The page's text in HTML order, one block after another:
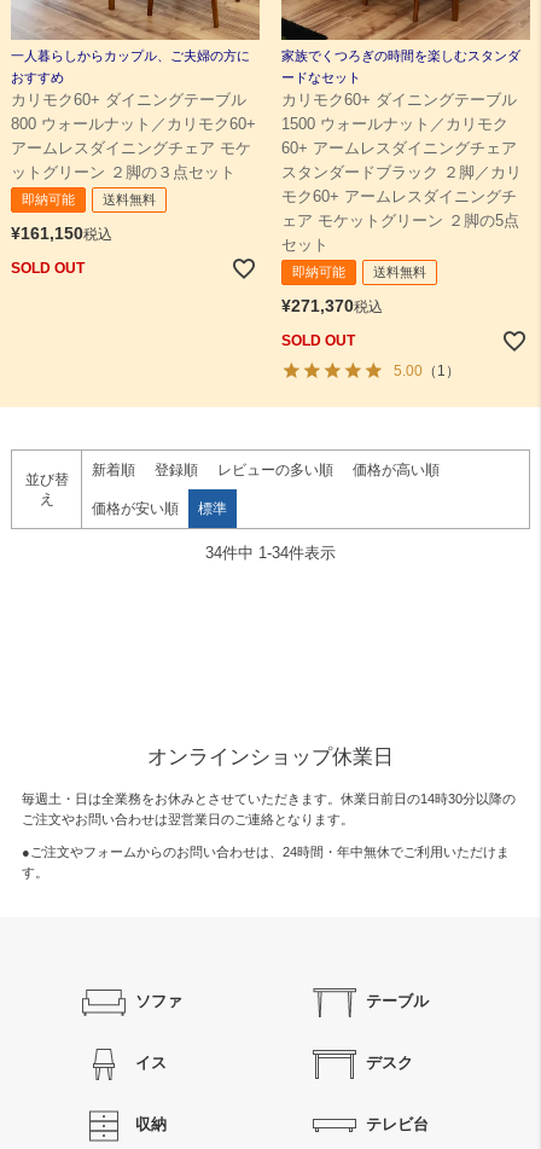
一人暮らしからカップル、ご夫婦の方に
おすすめ
カリモク60+ ダイニングテーブル
800 ウォールナット／カリモク60+
アームレスダイニングチェア モケ
ットグリーン ２脚の３点セット
即納可能 送料無料
¥161,150税込
SOLD OUT
家族でくつろぎの時間を楽しむスタンダ
ードなセット
カリモク60+ ダイニングテーブル
1500 ウォールナット／カリモク
60+ アームレスダイニングチェア
スタンダードブラック ２脚／カリ
モク60+ アームレスダイニングチ
ェア モケットグリーン ２脚の5点
セット
即納可能 送料無料
¥271,370税込
SOLD OUT
5.00（1）
並び替
え
新着順 登録順 レビューの多い順 価格が高い順
価格が安い順 標準
34件中 1-34件表示
オンラインショップ休業日
毎週土・日は全業務をお休みとさせていただきます。休業日前日の14時30分以降の
ご注文やお問い合わせは翌営業日のご連絡となります。
●ご注文やフォームからのお問い合わせは、 24時間・年中無休でご利用いただけま
す。
ソファ テーブル
イス デスク
収納 テレビ台